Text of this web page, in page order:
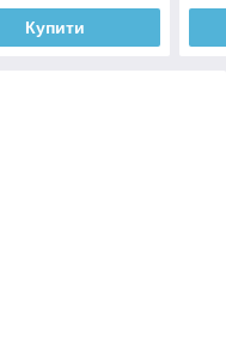
Купити